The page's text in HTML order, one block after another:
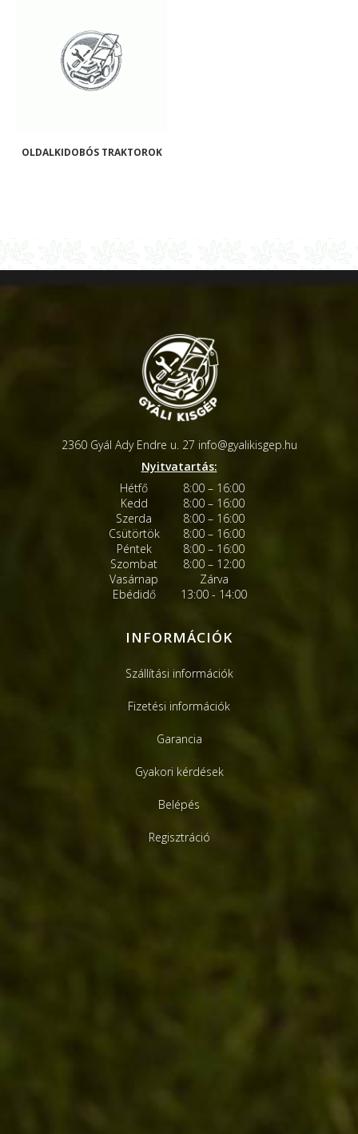
OLDALKIDOBÓS TRAKTOROK
2360 Gyál Ady Endre u. 27 info@gyalikisgep.hu
Nyitvatartás:
Hétfő
8:00 – 16:00
Kedd
8:00 – 16:00
Szerda
8:00 – 16:00
Csütörtök
8:00 – 16:00
Péntek
8:00 – 16:00
Szombat
8:00 – 12:00
Vasárnap
Zárva
Ebédidő
13:00 - 14:00
INFORMÁCIÓK
Szállítási információk
Fizetési információk
Garancia
Gyakori kérdések
Belépés
Regisztráció